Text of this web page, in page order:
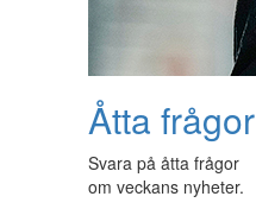
Åtta frågor
Svara på åtta frågor
om veckans nyheter.